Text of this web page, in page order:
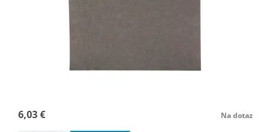
6,03 € Na dotaz